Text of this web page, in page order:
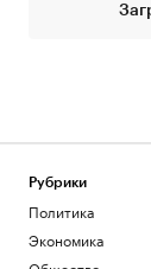
Рубрики
Политика
Экономика